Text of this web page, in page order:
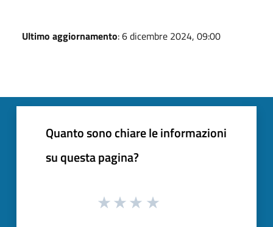
Ultimo aggiornamento: 6 dicembre 2024, 09:00
Quanto sono chiare le informazioni
su questa pagina?